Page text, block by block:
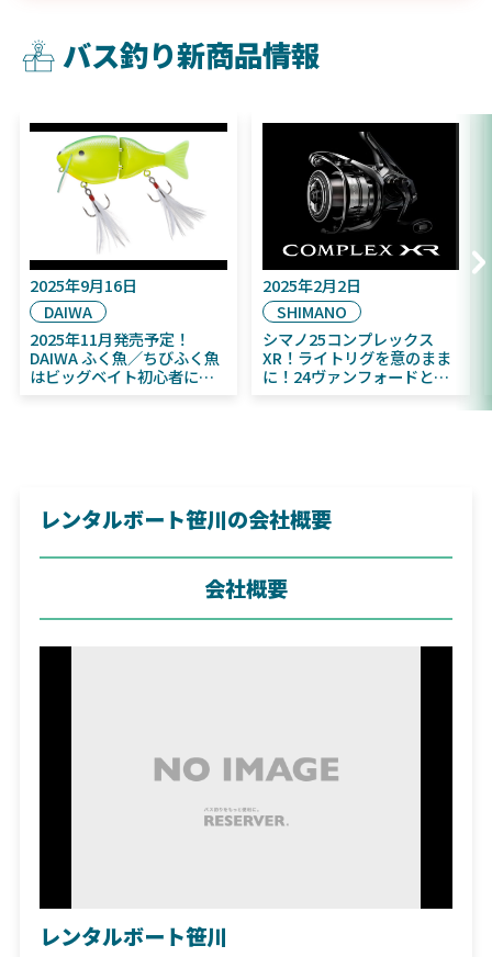
バス釣り新商品情報
2025年9月16日
DAIWA
2025年11月発売予定！
DAIWA ふく魚／ちびふく魚
はビッグベイト初心者にお
2025年2月2日
SHIMANO
シマノ25コンプレックス
XR！ライトリグを意のまま
に！24ヴァンフォードとの
レンタルボート笹川の会社概要
会社概要
レンタルボート笹川